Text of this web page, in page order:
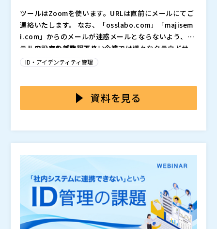
ツールはZoomを使います。URLは直前にメールにてご
連絡いたします。 なお、「osslabo.com」「majisem
i.com」からのメールが迷惑メールとならないよう、メ
ールの設定をご確認下さい。
テレワークの普及もあり、企業では様々なクラウドサー
ビスを活用するようになりました。
ンラインストレージ ・Slack、LINEWORKS、ChatWo
rk などのビジネスチャット ・Zoom、Teams などのビ
アやWebデータベース ・コンカー、楽々精算、マネー
フォワード などの経費精算 ・ジョブカン、KING OF TI
ME などの勤怠管理
また、従来のオンプレミスの社内システム、業務システ
このような状況の中、人事情報などを元に、全てのクラ
ウドサービスのアカウントや権限を管理する必要があり
ます。 具体的には、入社した社員のアカウントの生
成、人事異動などによる所属や権限の変更、退職した社
員のアカウント削除などを、タイムリーに行う必要があ
ります。
このような課題の解決には、「ID管理ツール」を利用し
ます。 最近では、クラウドサービスとして「ID管理」
の機能を提供するサービスも登場しています。 「ID管
理ツール」内でID（アカウント）のマスタを管理し、社
内で利用している様々なシステムに対して、ID（アカウ
ント）や権限を同期させます。 また、人事システムと
しかし多くのクラウドID管理サービスは、「SaaSとは
連携できるが、オンプレのシステムや、スクラッチで開
発したシステムとは連携できない」という課題があり、
ID・アイデンティティ管理
資料を見る